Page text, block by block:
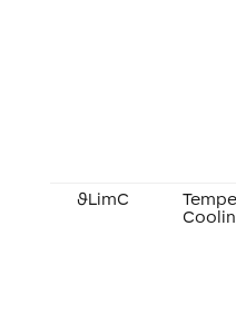
ϑLimC